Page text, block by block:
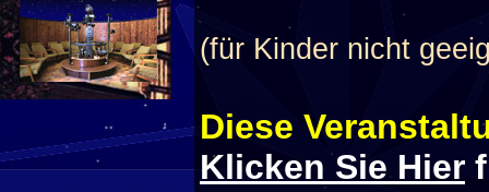
(für Kinder nicht
Diese
Klicken Sie Hier